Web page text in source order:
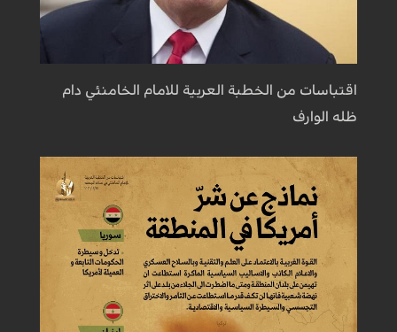
اقتباسات من الخطبة العربية للامام الخامنئي دام
ظله الوارف